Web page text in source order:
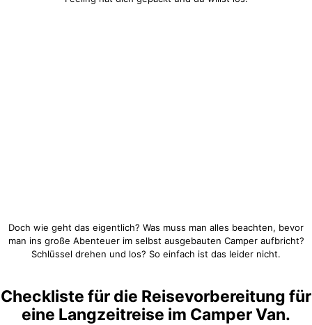
Doch wie geht das eigentlich? Was muss man alles beachten, bevor
man ins große Abenteuer im selbst ausgebauten Camper aufbricht?
Schlüssel drehen und los? So einfach ist das leider nicht.
Checkliste für die Reisevorbereitung für
eine Langzeitreise im Camper Van.